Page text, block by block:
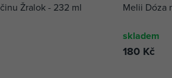
Žralok - 232 ml Melii Dóza
skladem
180 Kč